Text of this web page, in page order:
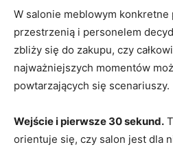
W salonie meblowym konkretne
przestrzenią i personelem
zbliży się do zakupu, czy
najważniejszych momentów
powtarzających się scenariuszy.
Wejście i pierwsze 30 sekund.
orientuje się, czy salon jest dla